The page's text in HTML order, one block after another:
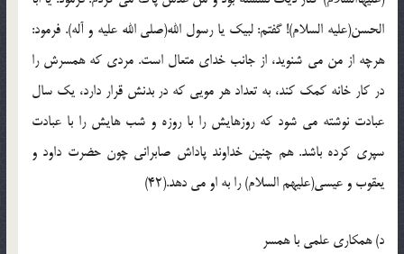
الحسن(عليه السلام)! گفتم: لبيک يا رسول الله(صلي الله عليه و آله). فرمود:
هرچه از من مي شنويد، از جانب خداي متعال است. مردي که همسرش را
در کار خانه کمک کند، به تعداد هر مويي که در بدنش قرار دارد، يک سال
عبادت نوشته مي شود که روزهايش را با روزه و شب هايش را با عبادت
سپري کرده باشد. هم چنين خداوند پاداش صابراني چون حضرت داود و
يعقوب و عيسي(عليهم السلام) را به او مي دهد.(42)
د) همکاري علمي با همسر